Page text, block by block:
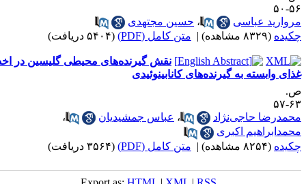
عباسی ، حسین مجتهدی
| متن کامل (PDF) (۵۴۰۴ دریافت)
نقش گیرنده‌های محیطی گلیسین در اخذ
به گیرنده‌های کانابینوئیدی
حاجی‌نژاد ، عباس جمشیدیان
،
اکبری
| متن کامل (PDF) (۳۵۶۴ دریافت)